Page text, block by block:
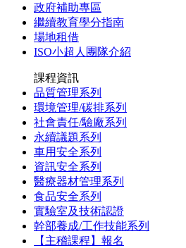
政府補助專區
繼續教育學分指南
場地租借
ISO小超人團隊介紹
課程資訊
品質管理系列
環境管理/碳排系列
社會責任/驗廠系列
永續議題系列
車用安全系列
資訊安全系列
醫療器材管理系列
食品安全系列
實驗室及技術認證
幹部養成/工作技能系列
【主稽課程】報名